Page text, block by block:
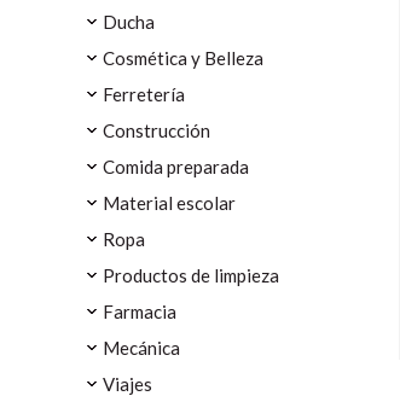
Ducha
Cosmética y Belleza
Ferretería
Construcción
Comida preparada
Material escolar
Ropa
Productos de limpieza
Farmacia
Mecánica
Viajes